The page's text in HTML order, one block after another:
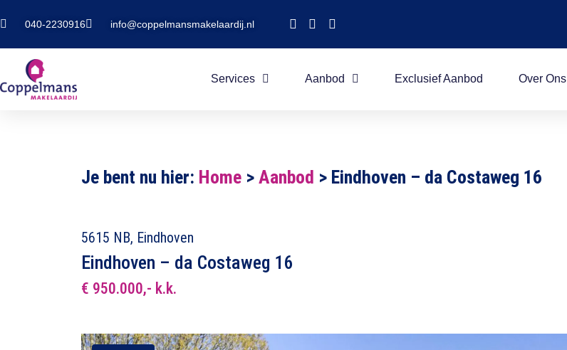
040-2230916 info@coppelmansmakelaardij.nl
Services Aanbod Exclusief Aanbod Over Ons
Je bent nu hier: Home > Aanbod > Eindhoven – da Costaweg 16
5615 NB, Eindhoven
Eindhoven – da Costaweg 16
€ 950.000,- k.k.